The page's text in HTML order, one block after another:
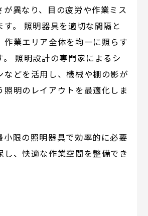
が異なり、目の疲労や作業ミス
す。 照明器具を適切な間隔と
作業エリア全体を均一に照らす
。 照明設計の専門家によるシ
などを活用し、機械や棚の影が
照明のレイアウトを最適化しま
小限の照明器具で効率的に必要
し、快適な作業空間を整備でき